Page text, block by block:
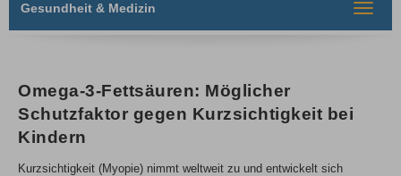
Gesundheit & Medizin
Toggle
Omega-3-Fettsäuren: Möglicher
Schutzfaktor gegen Kurzsichtigkeit bei
Kindern
Kurzsichtigkeit (Myopie) nimmt weltweit zu und entwickelt sich